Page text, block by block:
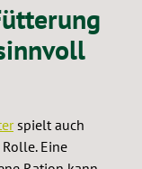
spielt auch
Eine